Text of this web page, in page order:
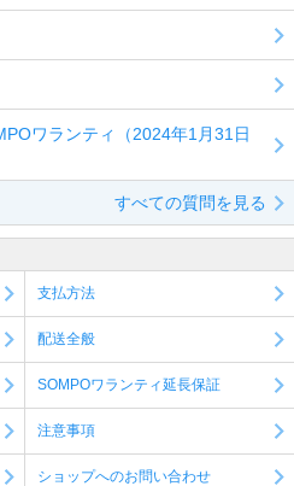
ワランティ（2024年1月31日
すべての質問を見る
支払方法
配送全般
SOMPOワランティ延長保証
注意事項
ショップへのお問い合わせ